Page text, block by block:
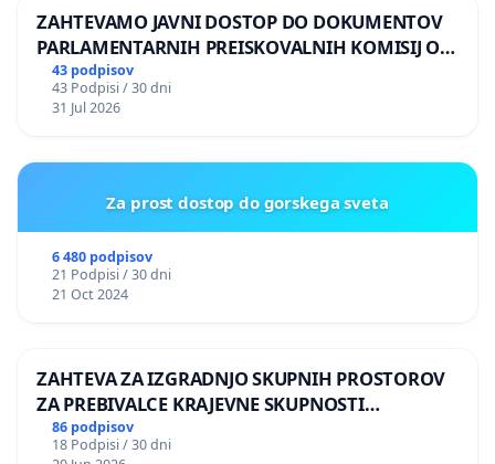
ZAHTEVAMO JAVNI DOSTOP DO DOKUMENTOV
PARLAMENTARNIH PREISKOVALNIH KOMISIJ O
ILEGALNI TRGOVINI Z OROŽJEM
43 podpisov
43 Podpisi / 30 dni
31 Jul 2026
Za prost dostop do gorskega sveta
6 480 podpisov
21 Podpisi / 30 dni
21 Oct 2024
ZAHTEVA ZA IZGRADNJO SKUPNIH PROSTOROV
ZA PREBIVALCE KRAJEVNE SKUPNOSTI
PRESTRANEK
86 podpisov
18 Podpisi / 30 dni